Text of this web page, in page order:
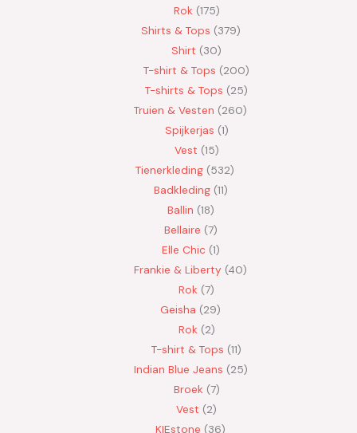
Rok 175
Shirts & Tops 379
Shirt
30
T-shirt & Tops
200
T-shirts & Tops
25
Truien & Vesten
260
Spijkerjas 1
Vest 15
Tienerkleding 532
Badkleding 11
Ballin 18
Bellaire 7
Elle Chic 1
Frankie & Liberty 40
Rok 7
Geisha
29
Rok 2
T-shirt & Tops 11
Indian Blue Jeans 25
Broek 7
Vest
2
KIEstone
36